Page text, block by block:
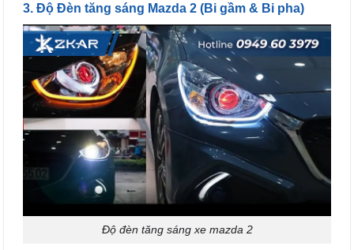
3. Độ Đèn tăng sáng Mazda 2 (Bi gầm & Bi pha)
Độ đèn tăng sáng xe mazda 2